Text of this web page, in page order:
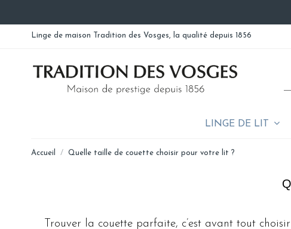
Linge de maison Tradition des Vosges, la qualité depuis 1856
LINGE DE LIT
Accueil Quelle taille de couette choisir pour votre lit ?
Trouver la couette parfaite, c’est avant tout